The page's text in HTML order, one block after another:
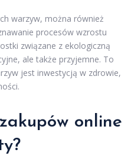
warzyw, można również
procesów wzrostu
związane z ekologiczną
ale także przyjemne. To
jest inwestycją w zdrowie,
online